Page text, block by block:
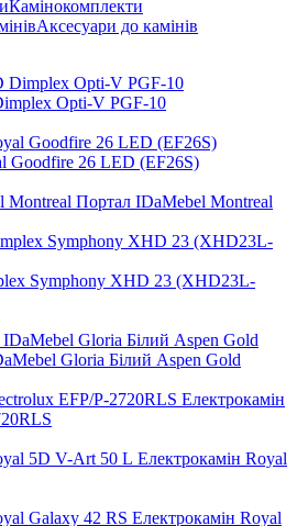
Камінокомплекти
Аксесуари до камінів
Opti-V PGF-10
Goodfire 26 LED (EF26S)
Портал IDaMebel Montreal
Symphony XHD 23 (XHD23L-
Gloria Білий Aspen Gold
Електрокамін
Електрокамін Royal
Електрокамін Royal